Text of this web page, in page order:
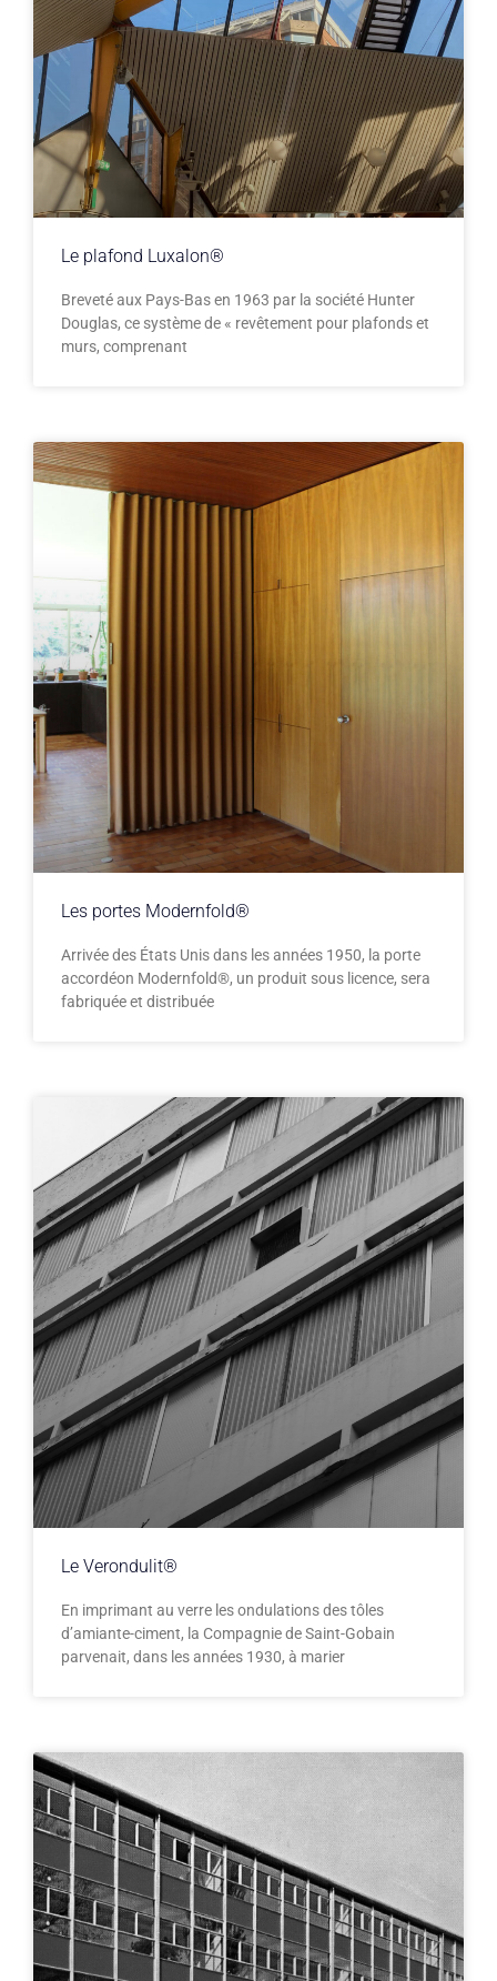
Le plafond Luxalon®
Breveté aux Pays-Bas en 1963 par la société Hunter
Douglas, ce système de « revêtement pour plafonds et
murs, comprenant
Les portes Modernfold®
Arrivée des États Unis dans les années 1950, la porte
accordéon Modernfold®, un produit sous licence, sera
fabriquée et distribuée
Le Verondulit®
En imprimant au verre les ondulations des tôles
d’amiante-ciment, la Compagnie de Saint-Gobain
parvenait, dans les années 1930, à marier